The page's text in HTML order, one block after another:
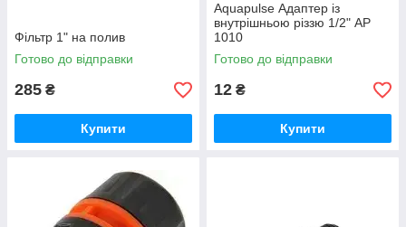
Фільтр 1" на полив
Готово до відправки
285 ₴
Купити
Aquapulse Адаптер із
внутрішньою різзю 1/2" AP
1010
Готово до відправки
12 ₴
Купити